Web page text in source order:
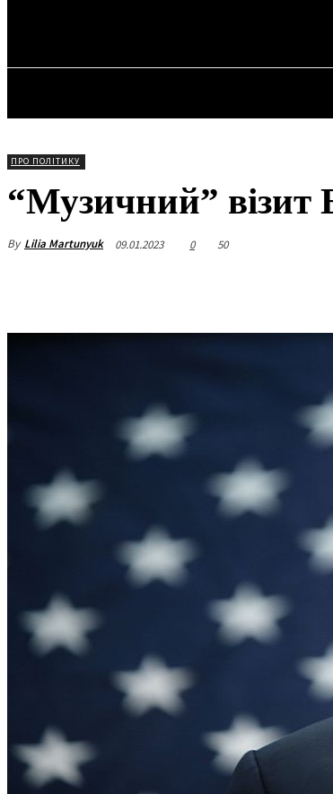
ПРО ПОЛІТИКУ
“Музичний” візит
By Lilia Martunyuk 09.01.2023 0 50